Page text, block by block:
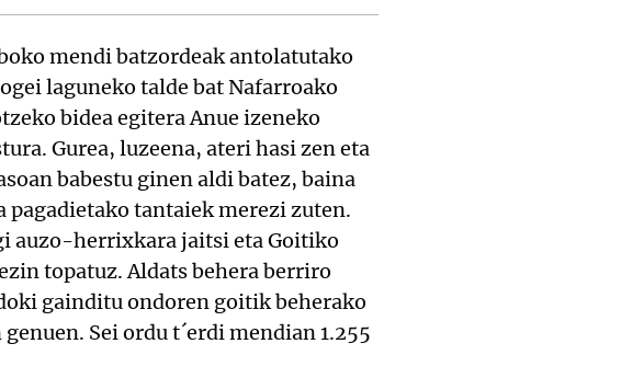
mendi batzordeak antolatutako
laguneko talde bat Nafarroako
bidea egitera Anue izeneko
Gurea, luzeena, ateri hasi zen eta
babestu ginen aldi batez, baina
pagadietako tantaiek merezi zuten.
auzo-herrixkara jaitsi eta Goitiko
topatuz. Aldats behera berriro
gainditu ondoren goitik beherako
Sei ordu t´erdi mendian 1.255